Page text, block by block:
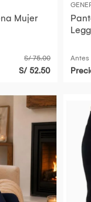
Mujer
S/ 75.00
S/ 52.50
Antes